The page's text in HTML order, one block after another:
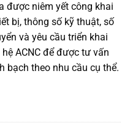
được niêm yết công khai
bị, thông số kỹ thuật, số
và yêu cầu triển khai
ACNC để được tư vấn
bạch theo nhu cầu cụ thể.